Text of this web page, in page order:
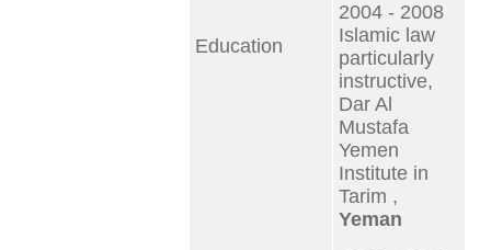
Education
2004 - 2008
Islamic law
particularly
instructive,
Dar Al
Mustafa
Yemen
Institute in
Tarim ,
Yeman